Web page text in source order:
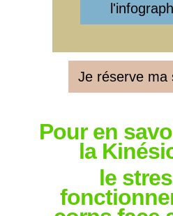
Je réserve ma
Pour en
la
le